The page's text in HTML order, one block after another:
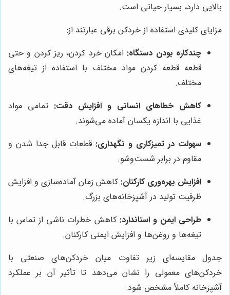
بالایی دارد، بسیار حیاتی است.
مزایای کلیدی استفاده از خردکن برقی عبارتند از:
چندکاره بودن دستگاه: امکان خرد کردن، ریز کردن و حتی
قطعه قطعه کردن مواد مختلف با استفاده از تیغه‌های
مختلف.
کاهش خطاهای انسانی و افزایش دقت: تمامی مواد
غذایی با اندازه یکسان آماده می‌شوند.
سهولت در تمیزکاری و نگهداری: قطعات قابل جدا شدن و
مقاوم در برابر شست‌وشو.
افزایش بهره‌وری کارکنان: کاهش زمان آماده‌سازی و افزایش
ظرفیت تولید در آشپزخانه‌های بزرگ.
طراحی ایمن و استاندارد: کاهش خطرات ناشی از تماس با
تیغه‌ها و روغن‌ها و افزایش ایمنی کارکنان.
جدول مقایسه‌ای زیر تفاوت میان خردکن‌های صنعتی با
خردکن‌های معمولی را نشان می‌دهد تا تأثیر آن بر عملکرد
آشپزخانه کاملاً مشخص شود: